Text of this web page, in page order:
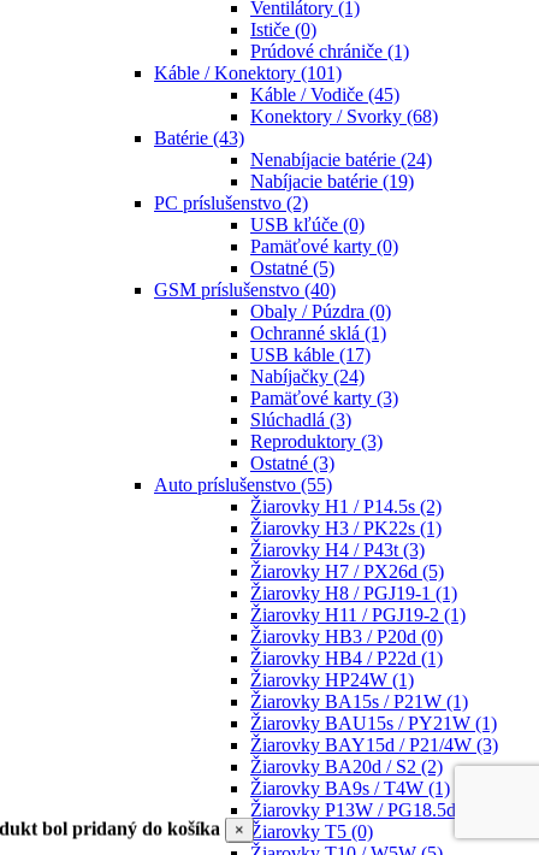
Ventilátory (1)
Ističe (0)
Prúdové chrániče (1)
Káble / Konektory (101)
Káble / Vodiče (45)
Konektory / Svorky (68)
Batérie (43)
Nenabíjacie batérie (24)
Nabíjacie batérie (19)
PC príslušenstvo (2)
USB kľúče (0)
Pamäťové karty (0)
Ostatné (5)
GSM príslušenstvo (40)
Obaly / Púzdra (0)
Ochranné sklá (1)
USB káble (17)
Nabíjačky (24)
Pamäťové karty (3)
Slúchadlá (3)
Reproduktory (3)
Ostatné (3)
Auto príslušenstvo (55)
Žiarovky H1 / P14.5s (2)
Žiarovky H3 / PK22s (1)
Žiarovky H4 / P43t (3)
Žiarovky H7 / PX26d (5)
Žiarovky H8 / PGJ19-1 (1)
Žiarovky H11 / PGJ19-2 (1)
Žiarovky HB3 / P20d (0)
Žiarovky HB4 / P22d (1)
Žiarovky HP24W (1)
Žiarovky BA15s / P21W (1)
Žiarovky BAU15s / PY21W (1)
Žiarovky BAY15d / P21/4W (3)
Žiarovky BA20d / S2 (2)
Žiarovky BA9s / T4W (1)
Žiarovky P13W / PG18.5d-1
Žiarovky T5 (0)
bol pridaný do košíka ×